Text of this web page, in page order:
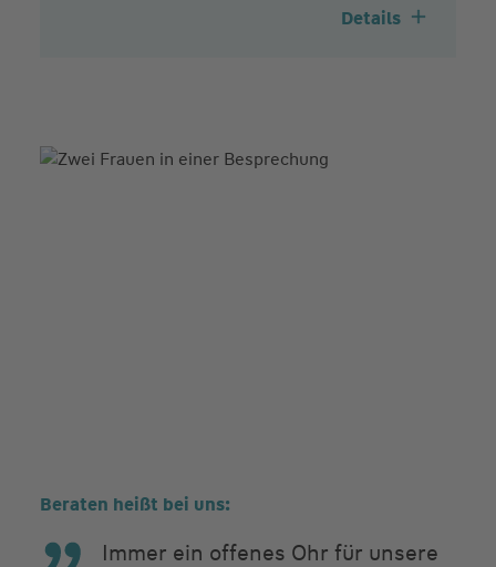
Details
Beraten heißt bei uns:
Immer ein offenes Ohr für unsere